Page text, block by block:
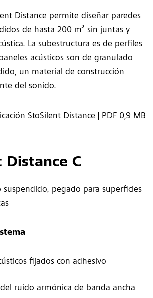
Distance permite diseñar paredes
de hasta 200 m² sin juntas y
La subestructura es de perfiles
acústicos son de granulado
un material de construcción
del sonido.
StoSilent Distance | PDF 0,9 MB
Distance C
suspendido, pegado para superficies
fijados con adhesivo
ruido armónica de banda ancha